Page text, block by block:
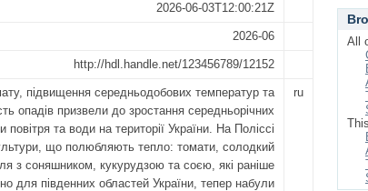
2026-06-03T12:00:21Z
2026-06
http://hdl.handle.net/123456789/12152
підвищення середньодобових температур та
опадів призвели до зростання середньорічних
повітря та води на території України. На Поліссі
що полюбляють тепло: томати, солодкий
з соняшником, кукурудзою та соєю, які раніше
для південних областей України, тепер набули
ru
All